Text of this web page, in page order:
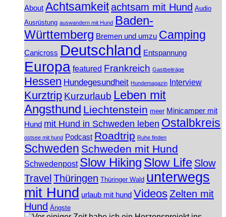
About Achtsamkeitachtsam mit Hund Audio
Ausrüstung auswandern mit Hund Baden-
Württemberg Bremen und umzu Camping
Canicross Deutschland Entspannung
Europa featured Frankreich Gastbeiträge
Hessen Hundegesundheit Hundemagazin Interview
Kurztrip Kurzurlaub Leben mit
Angsthund Liechtenstein meer Minicamper mit
Hund mit Hund in Schweden leben Ostalbkreis
ostsee mit hund Podcast Roadtrip Ruhe finden
Schweden Schweden mit Hund
Schwedenpost Slow Hiking Slow Life Slow
Travel Thüringen Thüringer Wald unterwegs
mit Hund urlaub mit hund VideosZelten mit
Hund Ängste